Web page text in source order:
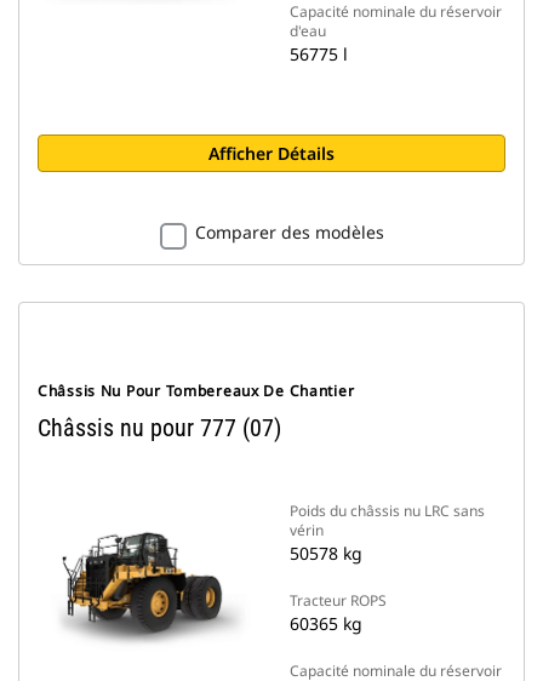
Capacité nominale du réservoir
d'eau
56775 l
Afficher Détails
Comparer des modèles
Châssis Nu Pour Tombereaux De Chantier
Châssis nu pour 777 (07)
Poids du châssis nu LRC sans
vérin
50578 kg
Tracteur ROPS
60365 kg
Capacité nominale du réservoir